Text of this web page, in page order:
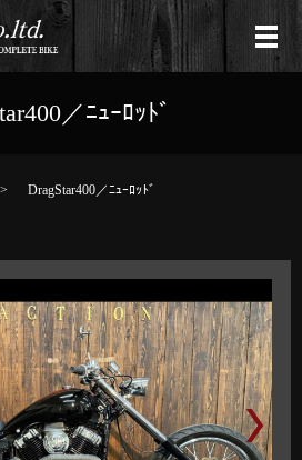
／ﾆｭｰﾛｯﾄﾞ
DragStar400／ﾆｭｰﾛｯﾄﾞ